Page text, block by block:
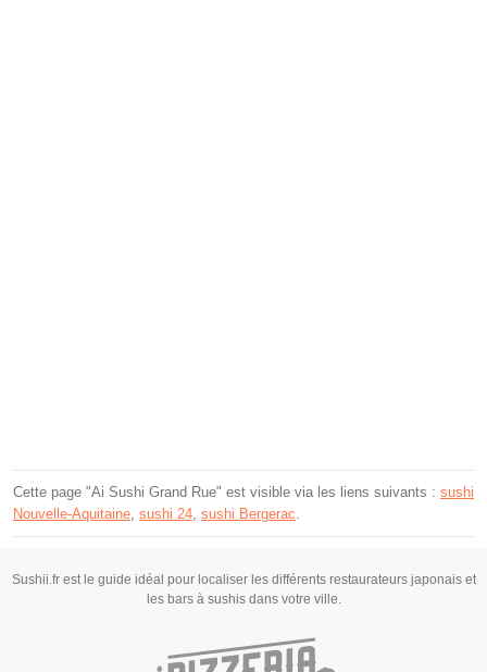
Cette page "Ai Sushi Grand Rue" est visible via les liens suivants : sushi
Nouvelle-Aquitaine sushi 24 sushi Bergerac
Sushii.fr est le guide idéal pour localiser les différents restaurateurs japonais et
les bars à sushis dans votre ville.